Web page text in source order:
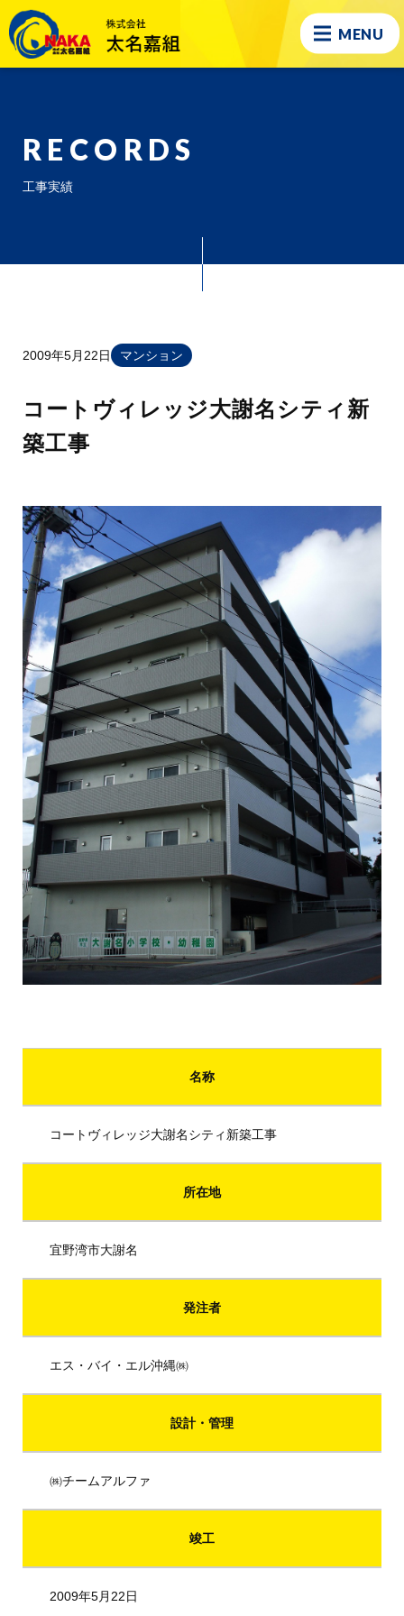
MENU
RECORDS
工事実績
2009年5月22日 マンション
コートヴィレッジ大謝名シティ新
築工事
名称
コートヴィレッジ大謝名シティ新築工事
所在地
宜野湾市大謝名
発注者
エス・バイ・エル沖縄㈱
設計・管理
㈱チームアルファ
竣工
2009年5月22日